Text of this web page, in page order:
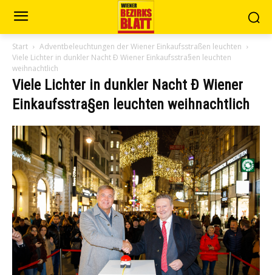
Start
Adventbeleuchtungen der Wiener Einkaufsstraßen leuchten
Viele Lichter in dunkler Nacht Ð Wiener Einkaufsstra§en leuchten
weihnachtlich
Viele Lichter in dunkler Nacht Ð Wiener
Einkaufsstra§en leuchten weihnachtlich